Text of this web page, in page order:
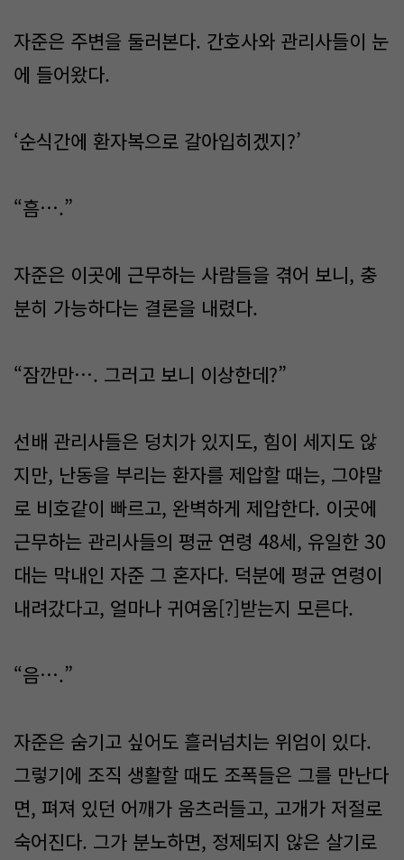
자준은 주변을 둘러본다. 간호사와 관리사들이 눈
에 들어왔다.
‘순식간에 환자복으로 갈아입히겠지?’
“흠….”
자준은 이곳에 근무하는 사람들을 겪어 보니, 충
분히 가능하다는 결론을 내렸다.
“잠깐만…. 그러고 보니 이상한데?”
선배 관리사들은 덩치가 있지도, 힘이 세지도 않
지만, 난동을 부리는 환자를 제압할 때는, 그야말
로 비호같이 빠르고, 완벽하게 제압한다. 이곳에
근무하는 관리사들의 평균 연령 48세, 유일한 30
대는 막내인 자준 그 혼자다. 덕분에 평균 연령이
내려갔다고, 얼마나 귀여움[?]받는지 모른다.
“음….”
자준은 숨기고 싶어도 흘러넘치는 위엄이 있다.
그렇기에 조직 생활할 때도 조폭들은 그를 만난다
면, 펴져 있던 어깨가 움츠러들고, 고개가 저절로
숙어진다. 그가 분노하면, 정제되지 않은 살기로